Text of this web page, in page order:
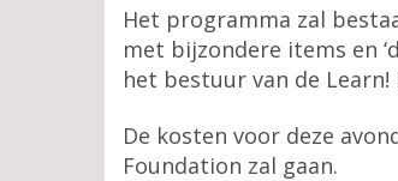
Het programma zal
met bijzondere items en
het bestuur van de
De kosten voor deze
Foundation zal gaan.